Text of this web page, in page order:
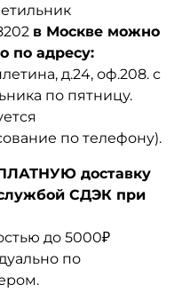
в Москве можно
по адресу:
д.24, оф.208. с
по пятницу.
по телефону).
доставку
СДЭК при
до 5000₽
по